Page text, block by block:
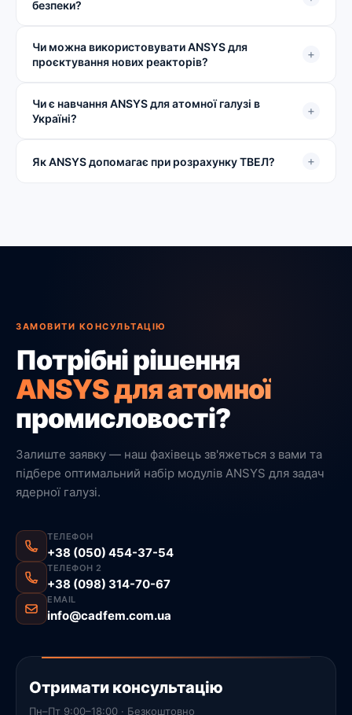
безпеки?
Чи можна використовувати ANSYS для
проєктування нових реакторів?
+
Чи є навчання ANSYS для атомної галузі в
Україні?
+
Як ANSYS допомагає при розрахунку ТВЕЛ? +
ЗАМОВИТИ КОНСУЛЬТАЦІЮ
Потрібні рішення
ANSYS для атомної
промисловості?
Залиште заявку — наш фахівець зв'яжеться з вами та
підбере оптимальний набір модулів ANSYS для задач
ядерної галузі.
ТЕЛЕФОН
+38 (050) 454-37-54
ТЕЛЕФОН 2
+38 (098) 314-70-67
EMAIL
info@cadfem.com.ua
Отримати консультацію
Пн–Пт 9:00–18:00 · Безкоштовно